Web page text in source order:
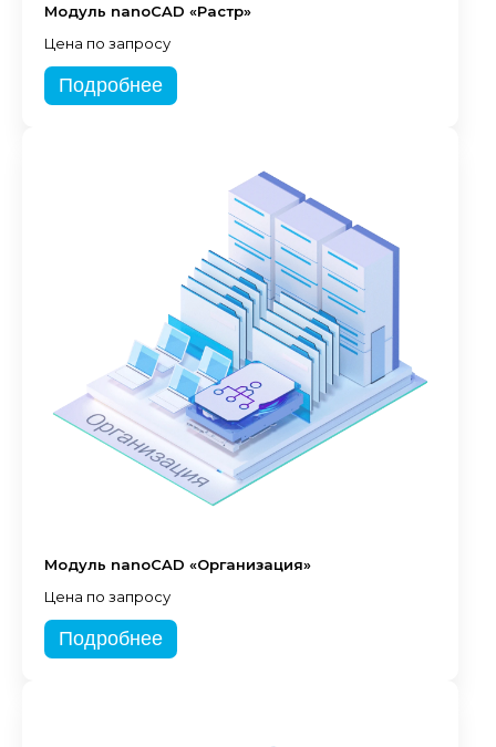
Модуль nanoCAD «Растр»
Цена по запросу
Подробнее
Модуль nanoCAD «Организация»
Цена по запросу
Подробнее